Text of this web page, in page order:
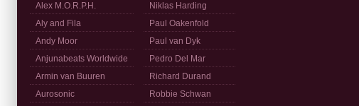
Alex M.O.R.P.H.
Aly and Fila
Andy Moor
Anjunabeats Worldwide
Armin van Buuren
Aurosonic
Niklas Harding
Paul Oakenfold
Paul van Dyk
Pedro Del Mar
Richard Durand
Robbie Schwan